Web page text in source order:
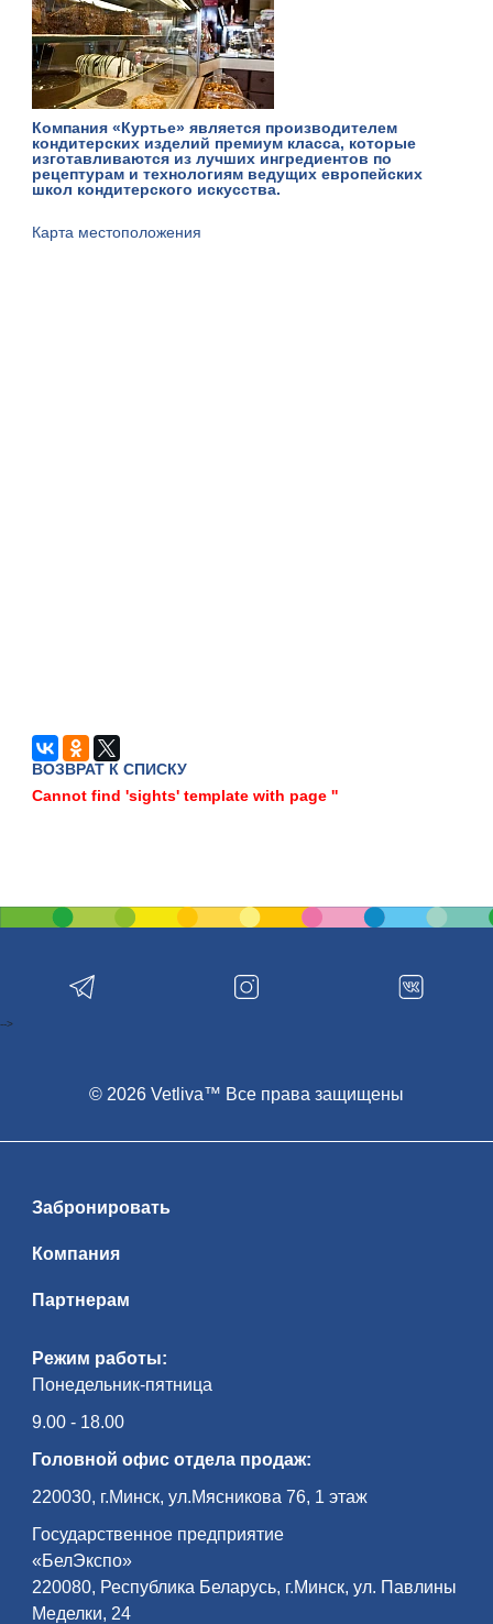
Компания «Куртье» является производителем
кондитерских изделий премиум класса, которые
изготавливаются из лучших ингредиентов по
рецептурам и технологиям ведущих европейских
школ кондитерского искусства.
Карта местоположения
ВОЗВРАТ К СПИСКУ
Cannot find 'sights' template with page ''
Режим работы:
Понедельник-пятница
9.00 - 18.00
Головной офис отдела продаж:
220030, г.Минск, ул.Мясникова 76, 1 этаж
Государственное предприятие
«БелЭкспо»
220080, Республика Беларусь, г.Минск, ул. Павлины
Меделки, 24
Забронировать
Компания
Партнерам
© 2026 Vetliva™ Все права защищены
-->